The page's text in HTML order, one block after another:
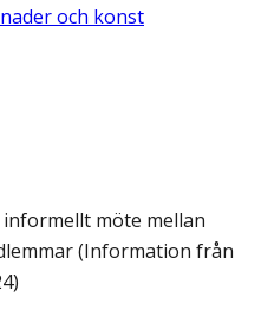
och konst
möte mellan
(Information från